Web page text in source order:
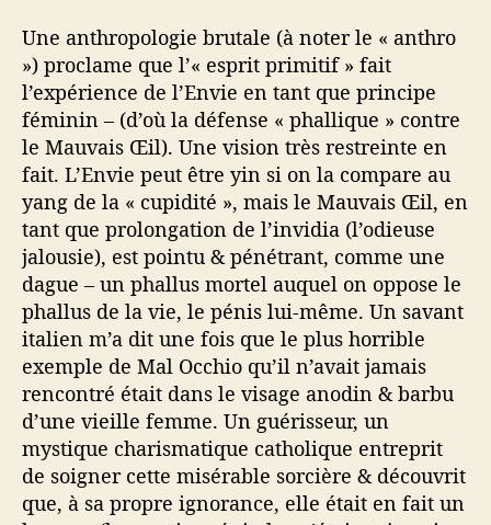
Une anthropologie brutale (à noter le « anthro
») proclame que l’« esprit primitif » fait
l’expérience de l’Envie en tant que principe
féminin – (d’où la défense « phallique » contre
le Mauvais Œil). Une vision très restreinte en
fait. L’Envie peut être yin si on la compare au
yang de la « cupidité », mais le Mauvais Œil, en
tant que prolongation de l’invidia (l’odieuse
jalousie), est pointu & pénétrant, comme une
dague – un phallus mortel auquel on oppose le
phallus de la vie, le pénis lui-même. Un savant
italien m’a dit une fois que le plus horrible
exemple de Mal Occhio qu’il n’avait jamais
rencontré était dans le visage anodin & barbu
d’une vieille femme. Un guérisseur, un
mystique charismatique catholique entreprit
de soigner cette misérable sorcière & découvrit
que, à sa propre ignorance, elle était en fait un